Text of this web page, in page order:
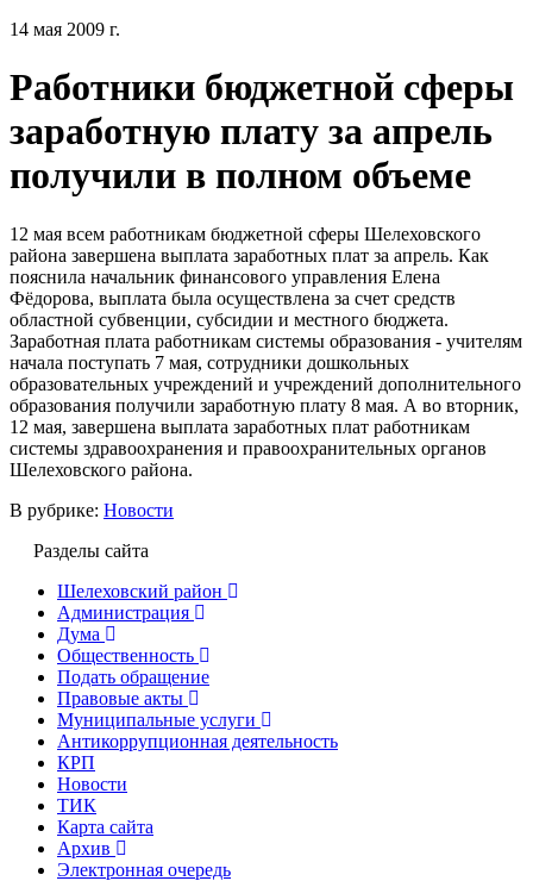
14 мая 2009 г.
Работники бюджетной сферы
заработную плату за апрель
получили в полном объеме
12 мая всем работникам бюджетной сферы Шелеховского
района завершена выплата заработных плат за апрель. Как
пояснила начальник финансового управления Елена
Фёдорова, выплата была осуществлена за счет средств
областной субвенции, субсидии и местного бюджета.
Заработная плата работникам системы образования - учителям
начала поступать 7 мая, сотрудники дошкольных
образовательных учреждений и учреждений дополнительного
образования получили заработную плату 8 мая. А во вторник,
12 мая, завершена выплата заработных плат работникам
системы здравоохранения и правоохранительных органов
Шелеховского района.
В рубрике: Новости
Разделы сайта
Шелеховский район
Администрация
Дума
Общественность
Подать обращение
Правовые акты
Муниципальные услуги
Антикоррупционная деятельность
КРП
Новости
ТИК
Карта сайта
Архив
Электронная очередь